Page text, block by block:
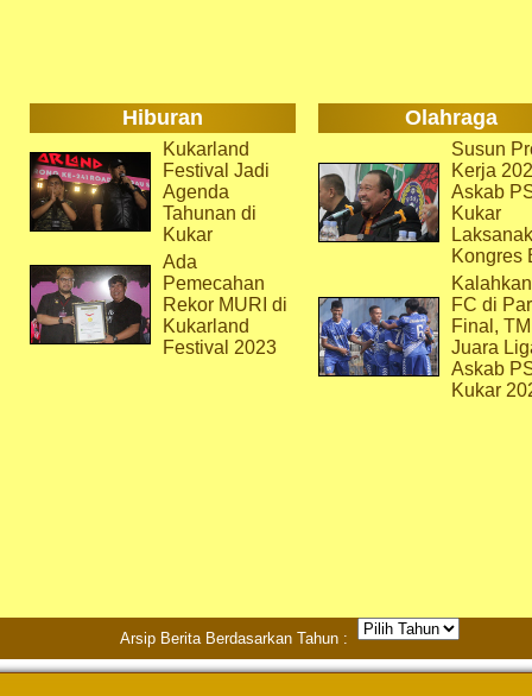
Hiburan Olahraga
Kukarland
Festival Jadi
Agenda
Tahunan di
Kukar
Ada
Pemecahan
Rekor MURI di
Kukarland
Festival 2023
Susun
Kerja
Askab
Kukar
Kongres
FC di
Final,
Juara
Askab
Kukar
Arsip Berita Berdasarkan Tahun :